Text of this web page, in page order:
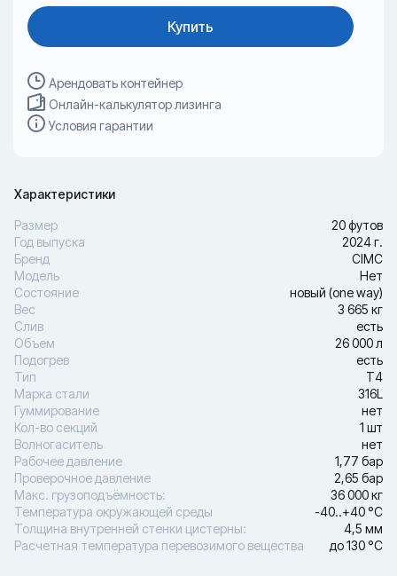
Купить
Арендовать контейнер
Онлайн-калькулятор лизинга
Условия гарантии
Характеристики
Размер
20 футов
Год выпуска
2024 г.
Бренд
CIMC
Модель
Нет
Состояние
новый (one way)
Вес
3 665 кг
Слив
есть
Объем
26 000 л
Подогрев
есть
Тип
Т4
Марка стали
316L
Гуммирование
нет
Кол-во секций
1 шт
Волногаситель
нет
Рабочее давление
1,77 бар
Проверочное давление
2,65 бар
Макс. грузоподъёмность:
36 000 кг
Температура окружающей среды
-40..+40 °С
Толщина внутренней стенки цистерны:
4,5 мм
Расчетная температура перевозимого вещества
до 130 °С